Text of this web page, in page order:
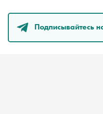
Подписывайтесь